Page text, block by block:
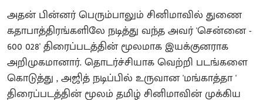
அதன் பின்னர் பெரும்பாலும் சினிமாவில் துணை
கதாபாத்திரங்களிலே நடித்து வந்த அவர் 'சென்னை -
600 028' திரைப்படத்தின் மூலமாக இயக்குனராக
அறிமுகமானார். தொடர்ச்சியாக வெற்றி படங்களை
கொடுத்து , அஜித் நடிப்பில் உருவான 'மங்காத்தா '
திரைப்படத்தின் மூலம் தமிழ் சினிமாவின் முக்கிய